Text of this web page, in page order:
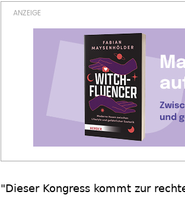
"Dieser Kongress kommt zur